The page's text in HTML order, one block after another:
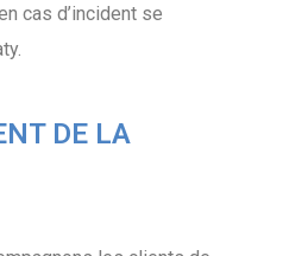
cas d’incident se
DE LA